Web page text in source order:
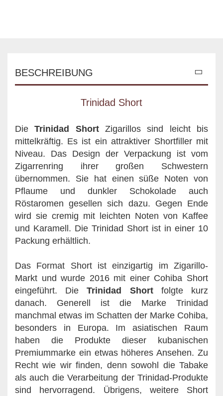
BESCHREIBUNG
Trinidad Short
DieTrinidad ShortZigarillos sind leicht bis
mittelkräftig. Es ist ein attraktiver Shortfiller mit
Niveau. Das Design der Verpackung ist vom
Zigarrenring ihrer großen Schwestern
übernommen. Sie hat einen süße Noten von
Pflaume und dunkler Schokolade auch
Röstaromen gesellen sich dazu. Gegen Ende
wird sie cremig mit leichten Noten von Kaffee
und Karamell. Die Trinidad Short ist in einer 10
Packung erhältlich.
Das Format Short ist einzigartig im Zigarillo-
Markt und wurde 2016 mit einer Cohiba Short
eingeführt. DieTrinidad Shortfolgte kurz
danach. Generell ist die Marke Trinidad
manchmal etwas im Schatten der Marke Cohiba,
besonders in Europa. Im asiatischen Raum
haben die Produkte dieser kubanischen
Premiummarke ein etwas höheres Ansehen. Zu
Recht wie wir finden, denn sowohl die Tabake
als auch die Verarbeitung der Trinidad-Produkte
sind hervorragend. Übrigens, weitere Short